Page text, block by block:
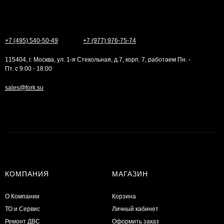
+7 (495) 540-50-49 +7 (977) 976-75-74
115404, г. Москва, ул. 1-я Стекольная, д.7, корп. 7, работаем Пн. -
Пт. с 9:00 - 18:00
sales@fork.su
КОМПАНИЯ
О Компании
ТО и Сервис
​Ремонт ДВС
МАГАЗИН
Корзина
Личный кабинет
Оформить заказ